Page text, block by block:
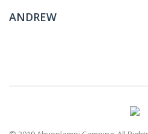
ANDREW